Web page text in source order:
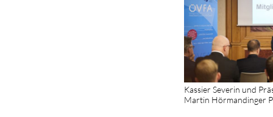
Kassier Severin und
Martin Hörmandinger